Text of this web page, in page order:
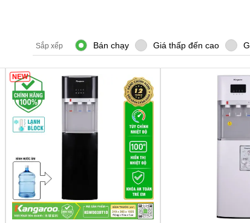
Sắp xếp Bán chạy Giá thấp đến cao
NEW